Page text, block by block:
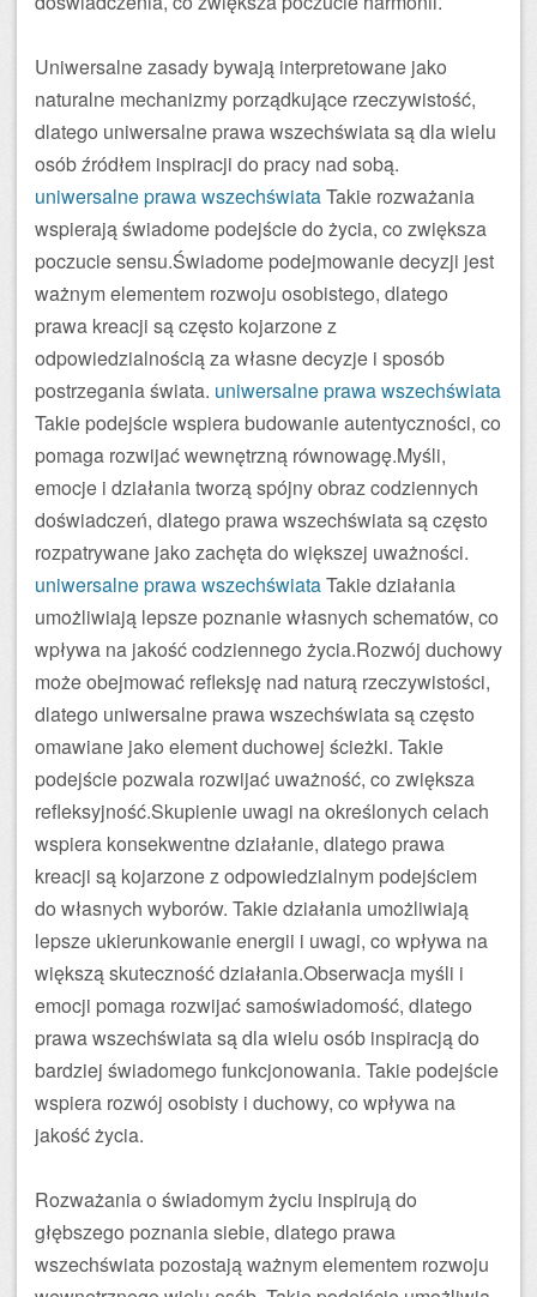
Uniwersalne zasady bywają interpretowane jako
naturalne mechanizmy porządkujące rzeczywistość,
dlatego uniwersalne prawa wszechświata są dla wielu
osób źródłem inspiracji do pracy nad sobą.
uniwersalne prawa wszechświataTakie rozważania
wspierają świadome podejście do życia, co zwiększa
poczucie sensu.Świadome podejmowanie decyzji jest
ważnym elementem rozwoju osobistego, dlatego
prawa kreacji są często kojarzone z
odpowiedzialnością za własne decyzje i sposób
postrzegania świata. uniwersalne prawa wszechświata
Takie podejście wspiera budowanie autentyczności, co
pomaga rozwijać wewnętrzną równowagę.Myśli,
emocje i działania tworzą spójny obraz codziennych
doświadczeń, dlatego prawa wszechświata są często
rozpatrywane jako zachęta do większej uważności.
uniwersalne prawa wszechświataTakie działania
umożliwiają lepsze poznanie własnych schematów, co
wpływa na jakość codziennego życia.Rozwój duchowy
może obejmować refleksję nad naturą rzeczywistości,
dlatego uniwersalne prawa wszechświata są często
omawiane jako element duchowej ścieżki. Takie
podejście pozwala rozwijać uważność, co zwiększa
refleksyjność.Skupienie uwagi na określonych celach
wspiera konsekwentne działanie, dlatego prawa
kreacji są kojarzone z odpowiedzialnym podejściem
do własnych wyborów. Takie działania umożliwiają
lepsze ukierunkowanie energii i uwagi, co wpływa na
większą skuteczność działania.Obserwacja myśli i
emocji pomaga rozwijać samoświadomość, dlatego
prawa wszechświata są dla wielu osób inspiracją do
bardziej świadomego funkcjonowania. Takie podejście
wspiera rozwój osobisty i duchowy, co wpływa na
jakość życia.
Rozważania o świadomym życiu inspirują do
głębszego poznania siebie, dlatego prawa
wszechświata pozostają ważnym elementem rozwoju